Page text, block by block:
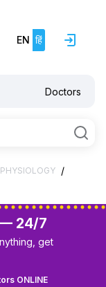
EN हिं
Doctors
/
— 24/7
get
ONLINE